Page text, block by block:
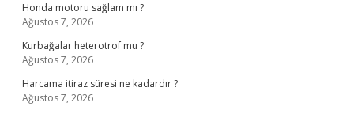
Honda motoru sağlam mı ?
Ağustos 7, 2026
Kurbağalar heterotrof mu ?
Ağustos 7, 2026
Harcama itiraz süresi ne kadardır ?
Ağustos 7, 2026